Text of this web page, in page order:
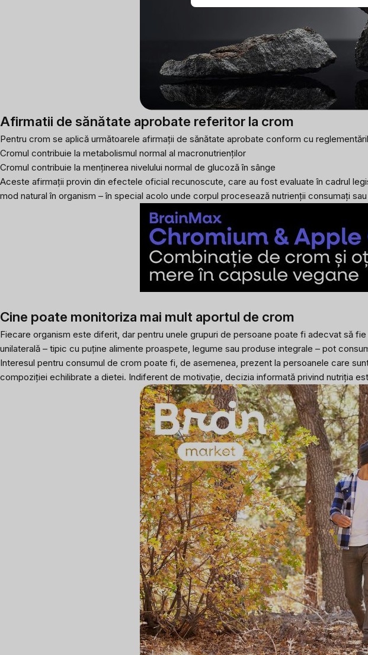
Afirmatii de sănătate aprobate referitor la crom
Pentru crom se aplică următoarele afirmații de sănătate aprobate conform cu
Cromul contribuie la metabolismul normal al macronutrienților
Cromul contribuie la menținerea nivelului normal de glucoză în sânge
Aceste afirmații provin din efectele oficial recunoscute, care au fost evaluate în cadrul
mod natural în organism – în special acolo unde corpul procesează nutrienții consumați
Cine poate monitoriza mai mult aportul de crom
Fiecare organism este diferit, dar pentru unele grupuri de persoane poate fi adecvat să
unilaterală – tipic cu puține alimente proaspete, legume sau produse integrale – pot
Interesul pentru consumul de crom poate fi, de asemenea, prezent la persoanele care
compoziției echilibrate a dietei. Indiferent de motivație, decizia informată privind nutriția